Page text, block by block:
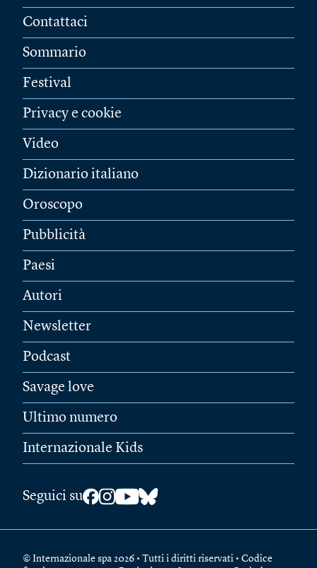
Contattaci
Sommario
Festival
Privacy e cookie
Video
Dizionario italiano
Oroscopo
Pubblicità
Paesi
Autori
Newsletter
Podcast
Savage love
Ultimo numero
Internazionale Kids
Seguici su
© Internazionale spa 2026 • Tutti i diritti riservati • Codice